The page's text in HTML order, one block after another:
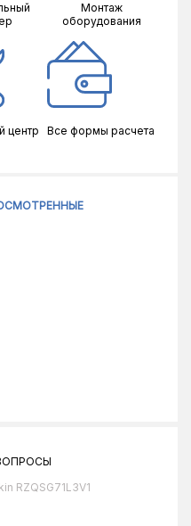
Монтаж
оборудования
центр Все формы расчета
RZQSG71L3V1